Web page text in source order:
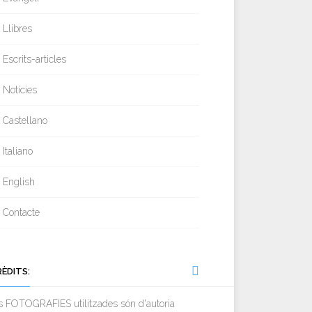
Llibres
Escrits-articles
Notícies
Castellano
Italiano
English
Contacte
FOTOGRAFIES utilitzades són d'autoria